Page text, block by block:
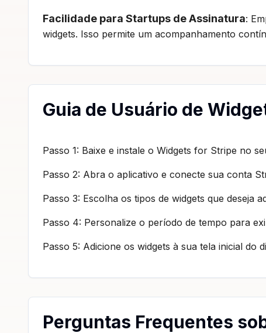
Facilidade para Startups de Assinatura:
widgets. Isso permite um acompanhamento
Guia de Usuário de
Passo 1: Baixe e instale o Widgets for Stripe no
Passo 2: Abra o aplicativo e conecte sua conta
Passo 3: Escolha os tipos de widgets que deseja
Passo 4: Personalize o período de tempo para
Passo 5: Adicione os widgets à sua tela inicial
Perguntas Frequentes